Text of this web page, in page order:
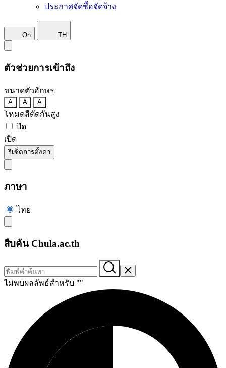
ประกาศจัดซื้อจัดจ้าง
On TH
ตัวช่วยการเข้าถึง
ขนาดตัวอักษร
A A A
โหมดสีตัดกันสูง
ปิด
เปิด
รีเซ็ตการตั้งค่า
ภาษา
ไทย
สืบค้น Chula.ac.th
ไม่พบผลลัพธ์สำหรับ ""